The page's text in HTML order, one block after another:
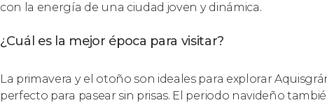
con la energía de una ciudad joven y dinámica.
¿Cuál es la mejor época para visitar?
La primavera y el otoño son ideales para explorar
perfecto para pasear sin prisas. El periodo navideño